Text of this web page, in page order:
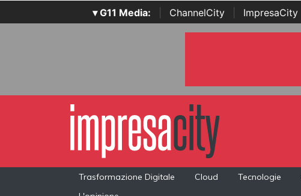
▾ G11 Media: ChannelCity ImpresaCity
Trasformazione Digitale Cloud Tecnologie